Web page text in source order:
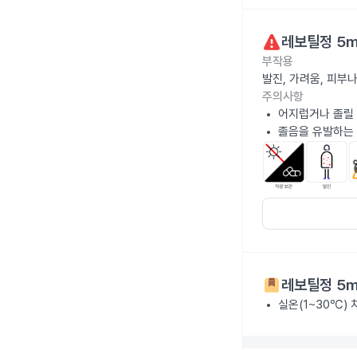
레보틸정
부작용
발진, 가려움, 피부
주의사항
어지럽거나 졸
졸음을 유발하
레보틸정
실온(1~30℃)